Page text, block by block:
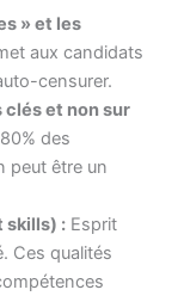
» et les
aux candidats
censurer.
et non sur
des
peut être un
skills) : Esprit
Ces qualités